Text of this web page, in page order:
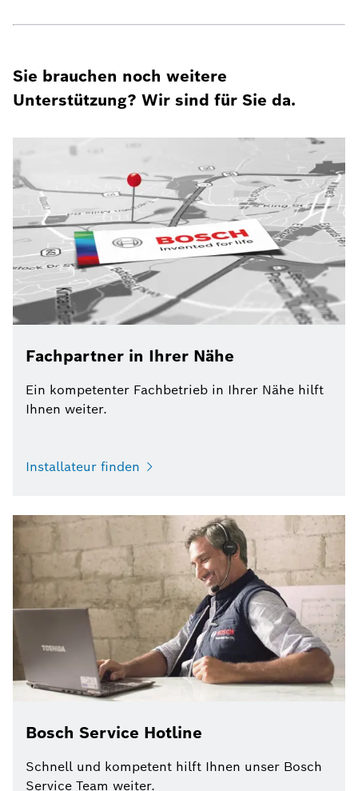
Sie brauchen noch weitere
Unterstützung? Wir sind für Sie da.
Fachpartner in Ihrer Nähe
Ein kompetenter Fachbetrieb in Ihrer Nähe hilft
Ihnen weiter.
Installateur finden
Bosch Service Hotline
Schnell und kompetent hilft Ihnen unser Bosch
Service Team weiter.